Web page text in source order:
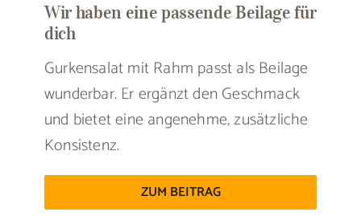
Wir haben eine passende Beilage für
dich
Gurkensalat mit Rahm passt als Beilage
wunderbar. Er ergänzt den Geschmack
und bietet eine angenehme, zusätzliche
Konsistenz.
ZUM BEITRAG